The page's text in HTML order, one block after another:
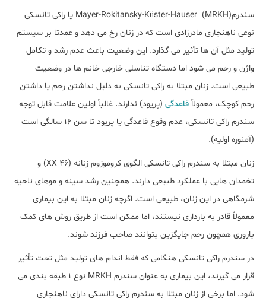
سندرمMayer-Rokitansky-Küster-Hauser (MRKH) یا راکی تانسکی
نوعی ناهنجاری مادرزادی است که در زنان رخ می دهد و عمدتا بر سیستم
تولید مثل آن ها تأثیر می گذارد. این وضعیت باعث عدم رشد و تکامل
واژن و رحم می شود اما دستگاه تناسلی خارجی خانم ها در وضعیت
طبیعی است. زنان مبتلا به راکی تانسکی به دلیل نداشتن رحم یا داشتن
رحم کوچک، معمولاً قاعدگی (پریود) ندارند. غالباً اولین علامت قابل توجه
سندرم راکی تانسکی، عدم وقوع قاعدگی یا پریود تا سن 16 سالگی است
(آمنوره اولیه).
زنان مبتلا به سندرم راکی تانسکی الگوی کروموزوم زنانه (46 XX) و
تخمدان هایی با عملکرد طبیعی دارند. همچنین رشد سینه و موهای ناحیه
شرمگاهی در این زنان، طبیعی است. اگرچه زنان مبتلا به این بیماری
معمولاً قادر به بارداری نیستند، اما ممکن است از طریق روش های کمک
باروری همچون رحم جایگزین بتوانند صاحب فرزند شوند.
در سندرم راکی تانسکی هنگامی که فقط اندام های تولید مثل تحت تأثیر
قرار می گیرند، این بیماری به عنوان سندرم MRKH نوع 1 طبقه بندی می
شود. اما برخی از زنان مبتلا به سندرم راکی تانسکی دارای ناهنجاری